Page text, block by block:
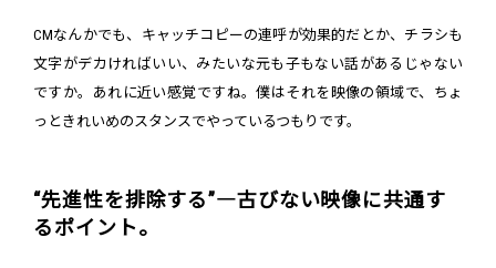
CMなんかでも、キャッチコピーの連呼が効果的だとか、チラシも
文字がデカければいい、みたいな元も子もない話があるじゃない
ですか。あれに近い感覚ですね。僕はそれを映像の領域で、ちょ
っときれいめのスタンスでやっているつもりです。
“先進性を排除する”―古びない映像に共通す
るポイント。